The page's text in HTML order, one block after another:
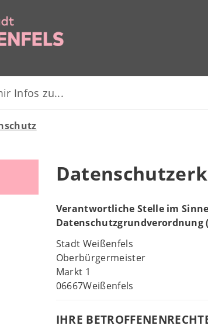
Verantwortliche Stelle im
Datenschutzgrundverordnung
Stadt Weißenfels
Oberbürgermeister
Markt 1
06667Weißenfels
IHRE